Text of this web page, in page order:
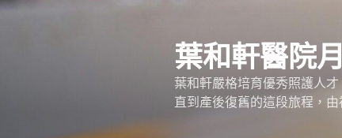
跳
葉和軒醫院
葉和軒嚴格培育優秀照護人
直到產後復舊的這段旅程，